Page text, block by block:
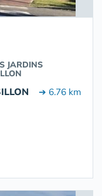
JARDINS
➔ 6.76 km